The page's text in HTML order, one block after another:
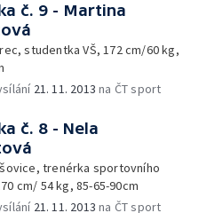
č. 9 - Martina
studentka VŠ, 172 cm/60 kg,
21. 11. 2013 na ČT sport
č. 8 - Nela
trenérka sportovního
cm/ 54 kg, 85-65-90cm
21. 11. 2013 na ČT sport